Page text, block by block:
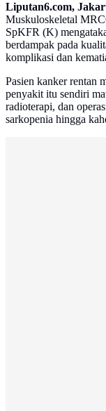
Liputan6.com,
Muskuloskeletal
SpKFR (K)
berdampak pada
komplikasi dan
Pasien kanker rentan
penyakit itu sendiri
radioterapi, dan
sarkopenia hingga